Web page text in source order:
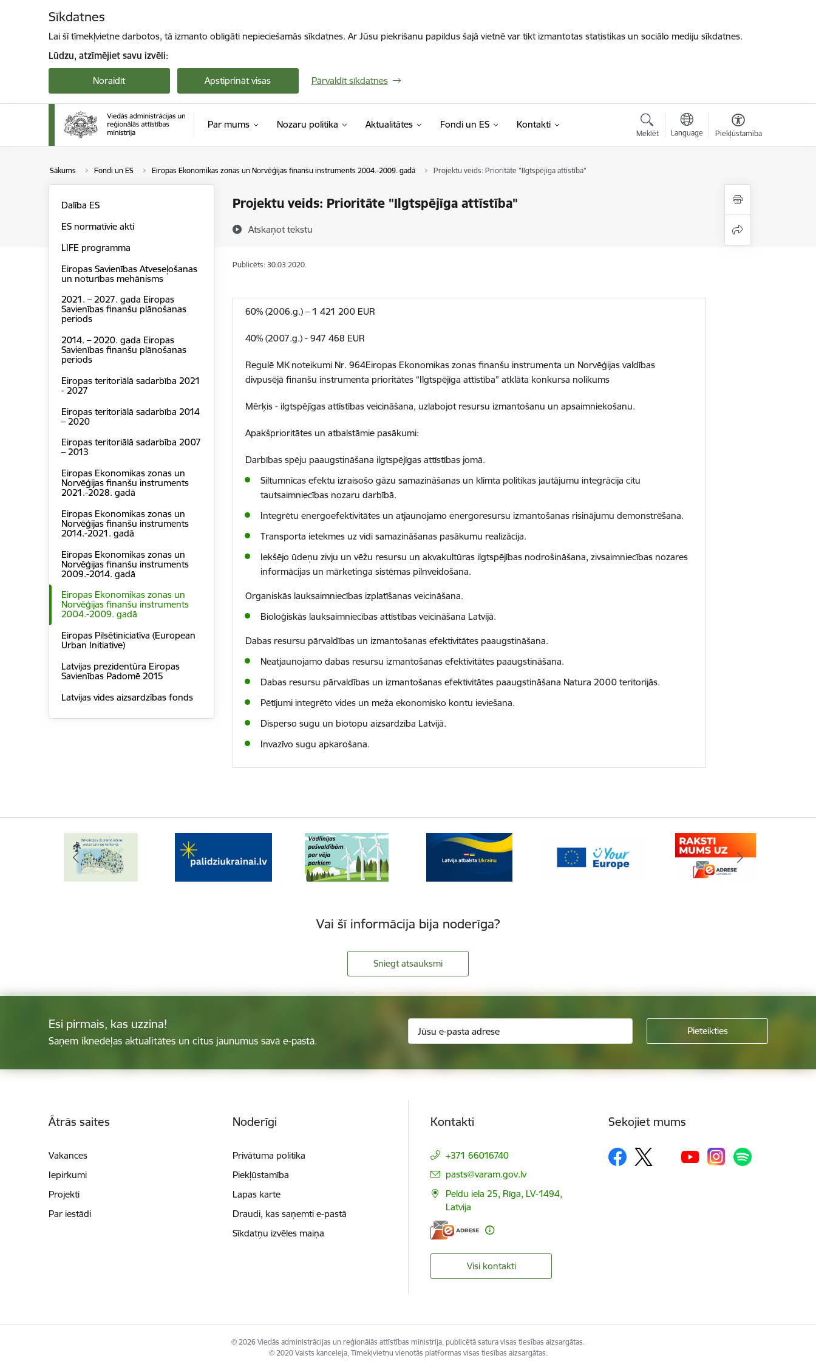
Sīkdatnes
Lai šī tīmekļvietne darbotos, tā izmanto obligāti nepieciešamās sīkdatnes. Ar Jūsu piekrišanu papildus šajā vietnē var tikt izmantotas statistikas un sociālo mediju sīkdatnes.
Lūdzu, atzīmējiet savu izvēli:
Noraidīt Apstiprināt visas Pārvaldīt sīkdatnes
Par mums Nozaru politika Aktualitātes Fondi un ES Kontakti
Meklēt Language Piekļūstamība
Sākums Fondi un ES Eiropas Ekonomikas zonas un Norvēģijas finanšu instruments 2004.-2009. gadā Projektu veids: Prioritāte "Ilgtspējīga attīstība"
Projektu veids: Prioritāte "Ilgtspējīga attīstība"
Atskaņot tekstu
Dalība ES
ES normatīvie akti
LIFE programma
Eiropas Savienības Atveseļošanas
un noturības mehānisms
2021. – 2027. gada Eiropas
Savienības finanšu plānošanas
periods
2014. – 2020. gada Eiropas
Savienības finanšu plānošanas
periods
Eiropas teritoriālā sadarbība 2021
- 2027
Eiropas teritoriālā sadarbība 2014
– 2020
Eiropas teritoriālā sadarbība 2007
– 2013
Eiropas Ekonomikas zonas un
Norvēģijas finanšu instruments
2021.-2028. gadā
Eiropas Ekonomikas zonas un
Norvēģijas finanšu instruments
2014.-2021. gadā
Eiropas Ekonomikas zonas un
Norvēģijas finanšu instruments
2009.-2014. gadā
Eiropas Ekonomikas zonas un
Norvēģijas finanšu instruments
2004.-2009. gadā
Eiropas Pilsētiniciatīva (European
Urban Initiative)
Latvijas prezidentūra Eiropas
Savienības Padomē 2015
Latvijas vides aizsardzības fonds
Publicēts: 30.03.2020.
60% (2006.g.) – 1 421 200 EUR
40% (2007.g.) - 947 468 EUR
Regulē MK noteikumi Nr. 964Eiropas Ekonomikas zonas finanšu instrumenta un Norvēģijas valdības
divpusējā finanšu instrumenta prioritātes “Ilgtspējīga attīstība” atklāta konkursa nolikums
Mērķis - ilgtspējīgas attīstības veicināšana, uzlabojot resursu izmantošanu un apsaimniekošanu.
Apakšprioritātes un atbalstāmie pasākumi:
Darbības spēju paaugstināšana ilgtspējīgas attīstības jomā.
Siltumnīcas efektu izraisošo gāzu samazināšanas un klimta politikas jautājumu integrācija citu
tautsaimniecības nozaru darbībā.
Integrētu energoefektivitātes un atjaunojamo energoresursu izmantošanas risinājumu demonstrēšana.
Transporta ietekmes uz vidi samazināšanas pasākumu realizācija.
Iekšējo ūdeņu zivju un vēžu resursu un akvakultūras ilgtspējības nodrošināšana, zivsaimniecības nozares
informācijas un mārketinga sistēmas pilnveidošana.
Organiskās lauksaimniecības izplatīšanas veicināšana.
Bioloģiskās lauksaimniecības attīstības veicināšana Latvijā.
Dabas resursu pārvaldības un izmantošanas efektivitātes paaugstināšana.
Neatjaunojamo dabas resursu izmantošanas efektivitātes paaugstināšana.
Dabas resursu pārvaldības un izmantošanas efektivitātes paaugstināšana Natura 2000 teritorijās.
Pētījumi integrēto vides un meža ekonomisko kontu ieviešana.
Disperso sugu un biotopu aizsardzība Latvijā.
Invazīvo sugu apkarošana.
Vai šī informācija bija noderīga?
Sniegt atsauksmi
Esi pirmais, kas uzzina!
Saņem iknedēļas aktualitātes un citus jaunumus savā e-pastā.
Ātrās saites
Vakances
Iepirkumi
Projekti
Par iestādi
Noderīgi
Privātuma politika
Piekļūstamība
Lapas karte
Draudi, kas saņemti e-pastā
Sīkdatņu izvēles maiņa
Kontakti
+371 66016740
E-pasts:
pasts@varam.gov.lv
Peldu iela 25, Rīga, LV-1494,
Latvija
Visi kontakti
Sekojiet mums
© 2026 Viedās administrācijas un reģionālās attīstības ministrija, publicētā satura visas tiesības aizsargātas.
© 2020 Valsts kanceleja, Tīmekļvietņu vienotās platformas visas tiesības aizsargātas.